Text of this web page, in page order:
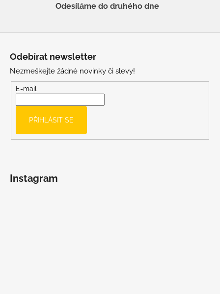
Odesíláme do druhého dne
Odebírat newsletter
Nezmeškejte žádné novinky či slevy!
E-mail
PŘIHLÁSIT SE
Instagram